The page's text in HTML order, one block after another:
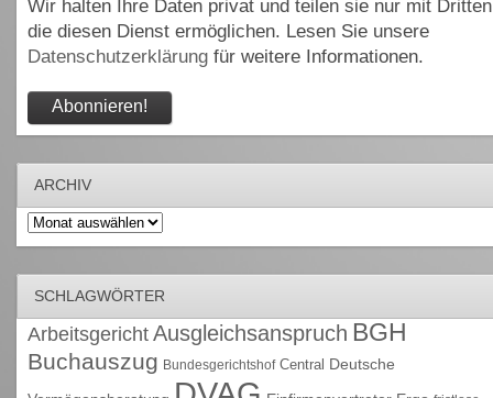
Wir halten Ihre Daten privat und teilen sie nur mit
die diesen Dienst ermöglichen. Lesen Sie unsere
Datenschutzerklärungfür weitere Informationen.
ARCHIV
Archiv
SCHLAGWÖRTER
Arbeitsgericht Ausgleichsanspruch BGH
Buchauszug Bundesgerichtshof Central Deutsche